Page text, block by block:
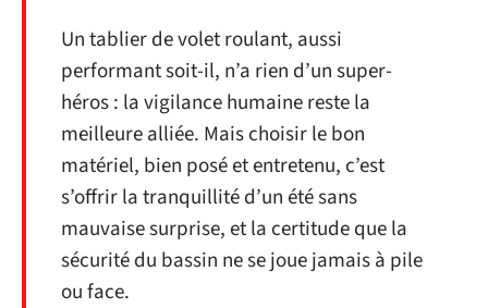
Un tablier de volet roulant, aussi
performant soit-il, n’a rien d’un super-
héros : la vigilance humaine reste la
meilleure alliée. Mais choisir le bon
matériel, bien posé et entretenu, c’est
s’offrir la tranquillité d’un été sans
mauvaise surprise, et la certitude que la
sécurité du bassin ne se joue jamais à pile
ou face.